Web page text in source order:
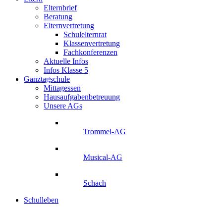
Elternbrief
Beratung
Elternvertretung
Schulelternrat
Klassenvertretung
Fachkonferenzen
Aktuelle Infos
Infos Klasse 5
Ganztagschule
Mittagessen
Hausaufgabenbetreuung
Unsere AGs
Trommel-AG
Musical-AG
Schach
Schulleben